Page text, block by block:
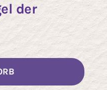
der